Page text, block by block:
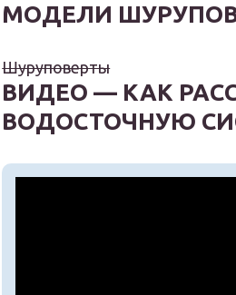
МОДЕЛИ
Шуруповерты
ВИДЕО — КАК
ВОДОСТОЧНУЮ